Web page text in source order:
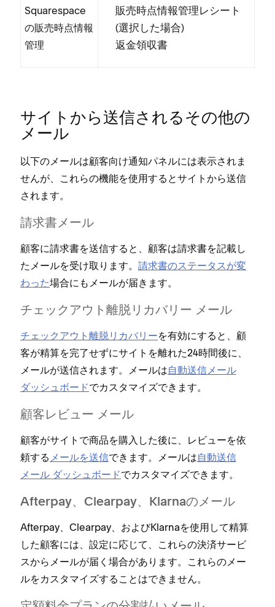
Squarespace
の販売時点情報
管理
販売時点情報管理レシ⁠ート
(⁠選択した場合⁠)
返金領収書
サイトから送信されるその他の
メ⁠ール
以下のメ⁠ールは顧客向け通知パネルには表示されま
せんが⁠、これらの機能を使用するとサイトから送信
されます⁠。
請求書メ⁠ール
顧客に請求書を送信すると⁠、顧客は請求書を記載し
たメ⁠ールを受け取ります⁠。 請求書のステ⁠ータスが変
わ⁠った場合にもメ⁠ールが届きます⁠。
チ⁠ェ⁠ックアウト離脱リカバリ⁠ー メ⁠ール
チ⁠ェ⁠ックアウト離脱リカバリ⁠ーを有効にすると⁠、顧
客が精算を完了せずにサイトを離れた24時間後に⁠、
メ⁠ールが送信されます⁠。メ⁠ールは自動送信メ⁠ール
ダ⁠ッシ⁠ュボ⁠ードでカスタマイズできます⁠。
顧客レビ⁠ュ⁠ー メ⁠ール
顧客がサイトで商品を購入した後に⁠、レビ⁠ュ⁠ーを依
頼する メ⁠ールを送信できます⁠。メ⁠ールは自動送信
メ⁠ール ダ⁠ッシ⁠ュボ⁠ードでカスタマイズできます⁠。
Afterpay⁠、Clearpay⁠、Klarnaのメ⁠ール
Afterpay⁠、Clearpay⁠、およびKlarnaを使用して精算
した顧客には⁠、設定に応じて⁠、これらの決済サ⁠ービ
スからメ⁠ールが届く場合があります⁠。これらのメ⁠ー
ルをカスタマイズすることはできません⁠。